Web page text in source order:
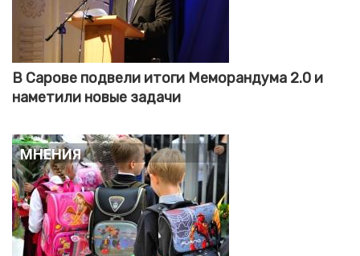
В Сарове подвели итоги Меморандума 2.0 и
наметили новые задачи
Мнения